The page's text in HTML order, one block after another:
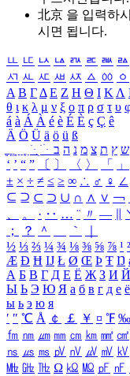
北京 을 입력하
시면 됩니다.
ㅥ ㅦ ㅧ ㅨ ㅩ ㅪ ㅫ ㅬ
ㅺ ㅻ ㅼ ㅽ ㅾ ㅿ ㆀ ㆁ
Α Β ΓΔ Ε Ζ Η Θ Ι ΚΛ
θ ι κ λ μ ν ξ ο π ρ σ τ υ
á à Á À é è É È ç Ç ê
Ä Ö Ü ä ö ü ß
ִֶֹ ֻּ ׁׂ ש ץ ת צ מ נ ה ב
‘ ’ “ ” 〔 〕 〈 〉 「 」
± × ÷ ≠ ≤ ≥ ∞ ∴ ♂ ♀ ∠
⊆ ⊇ ⊂ ⊃ ∪ ∩ ∧ ∨ ￢
、
。 · ‥ … ¨ 〃 ―
；
？ ＾ ｀
½ ⅓ ⅔ ¼ ¾ ⅛ ⅜ ⅝ ⅞ ¹ ²
Æ Ð Ħ Ĳ Ł Ø Œ Þ Ŧ Ŋ
А Б В Г Д Е Ё Ж З И Й
Ы Ь Э Ю Я а б в г д е ё
ы ь э ю я
′ ″ ℃ Å ￠ ￡ ￥ ¤ ℉ ‰
㎙ ㎚ ㎛ ㎜ ㎝ ㎞ ㎟ ㎠
㎱ ㎲ ㎳ ㎴ ㎵ ㎶ ㎷ ㎸
㎒ ㎓ ㎔ Ω ㏀ ㏁ ㎊ ㎋